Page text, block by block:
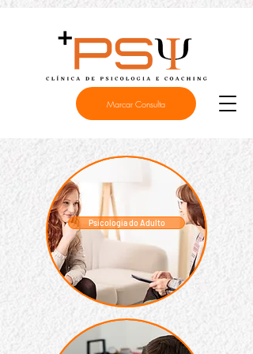
Marcar Consulta
Psicologia do Adulto